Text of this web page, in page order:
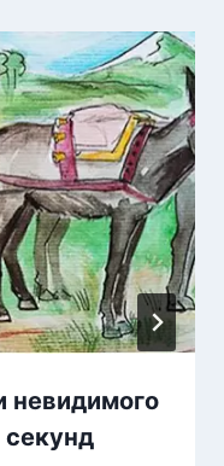
невидимого
секунд